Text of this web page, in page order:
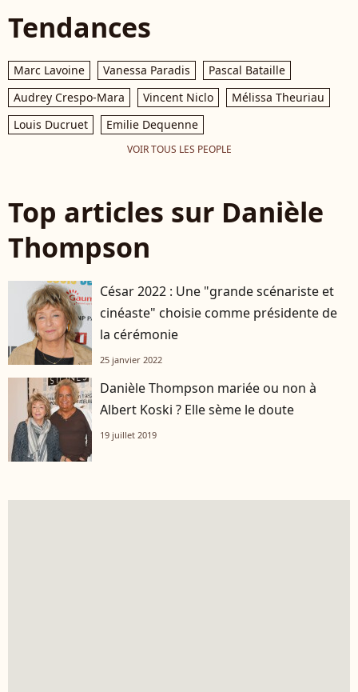
Tendances
Marc Lavoine Vanessa Paradis
Pascal Bataille
Audrey Crespo-Mara
Vincent Niclo
Mélissa Theuriau
Louis Ducruet
Emilie Dequenne
VOIR TOUS LES PEOPLE
Top articles sur Danièle
Thompson
César 2022 : Une "grande scénariste et
cinéaste" choisie comme présidente de
la cérémonie
25 janvier 2022
Danièle Thompson mariée ou non à
Albert Koski ? Elle sème le doute
19 juillet 2019